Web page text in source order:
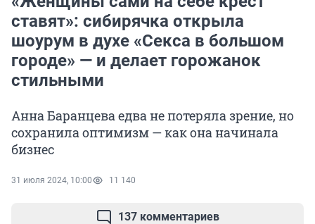
ставят»: сибирячка открыла
шоурум в духе «Секса в большом
городе» — и делает горожанок
стильными
Анна Баранцева едва не потеряла зрение, но
сохранила оптимизм — как она начинала
бизнес
31 июля 2024, 10:00 11 140
137 комментариев